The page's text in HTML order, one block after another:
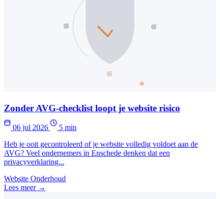
Zonder AVG-checklist loopt je website risico
06 jul 2026
5 min
Heb je ooit gecontroleerd of je website volledig voldoet aan de
AVG? Veel ondernemers in Enschede denken dat een
privacyverklaring...
Website Onderhoud
Lees meer →